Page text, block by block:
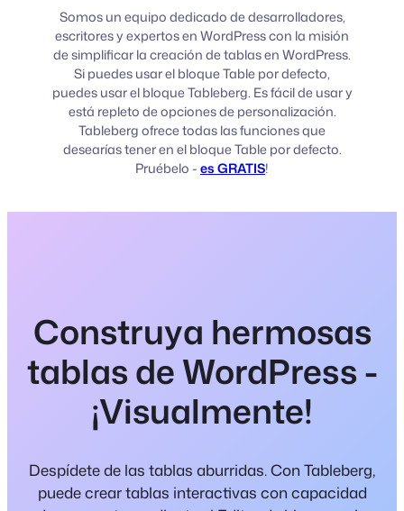
Somos un equipo dedicado de desarrolladores,
escritores y expertos en WordPress con la misión
de simplificar la creación de tablas en WordPress.
Si puedes usar el bloque Table por defecto,
puedes usar el bloque Tableberg. Es fácil de usar y
está repleto de opciones de personalización.
Tableberg ofrece todas las funciones que
desearías tener en el bloque Table por defecto.
Pruébelo -es GRATIS!
Construya hermosas
tablas de WordPress -
¡Visualmente!
Despídete de las tablas aburridas. Con Tableberg,
puede crear tablas interactivas con capacidad